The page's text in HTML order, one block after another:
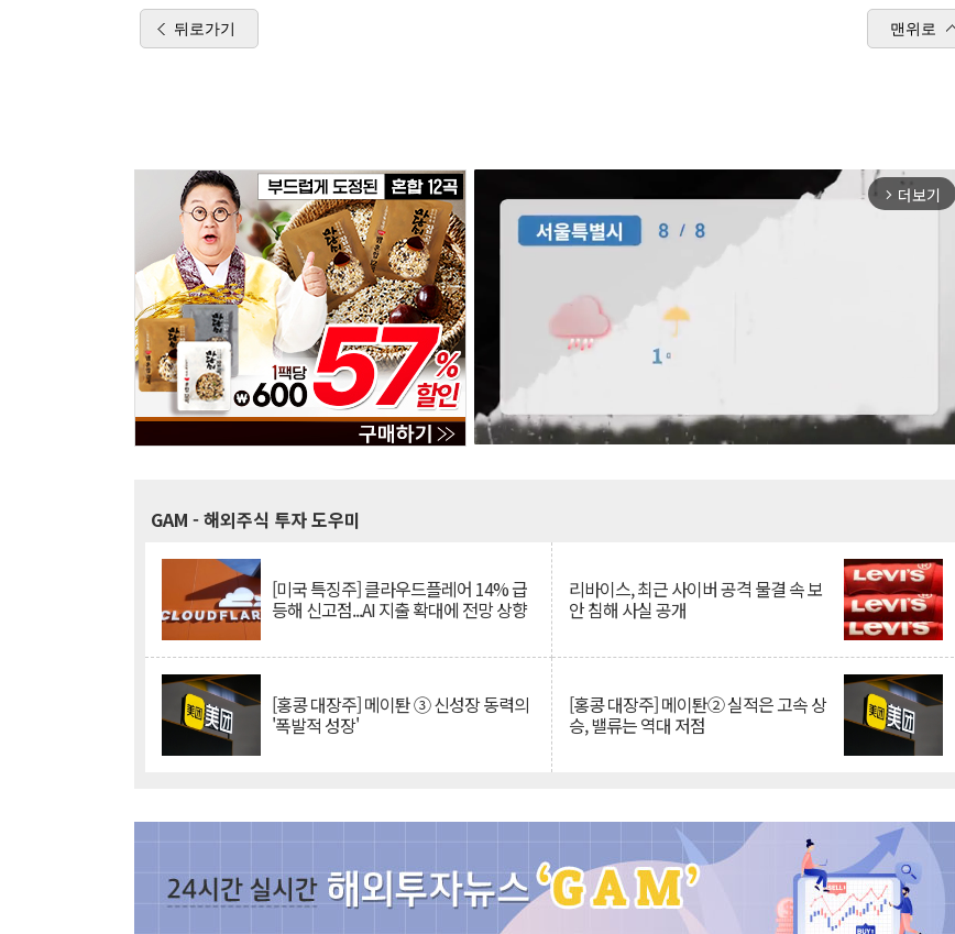
뒤로가기 맨위로
arrow_forward_ios 더보기
GAM - 해외주식 투자 도우미
[미국 특징주] 클라우드플레어 14% 급
등해 신고점...AI 지출 확대에 전망 상향
리바이스, 최근 사이버 공격 물결 속 보
안 침해 사실 공개
[홍콩 대장주] 메이퇀 ③ 신성장 동력의
'폭발적 성장'
[홍콩 대장주] 메이퇀② 실적은 고속 상
승, 밸류는 역대 저점